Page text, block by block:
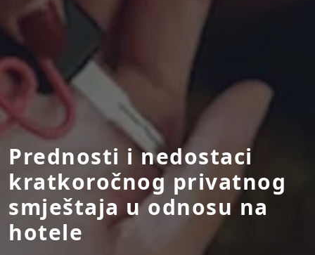
Prednosti i nedostaci
kratkoročnog privatnog
smještaja u odnosu na
hotele